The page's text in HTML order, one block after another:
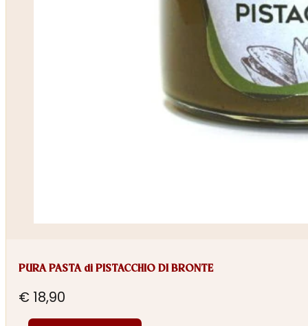
PURA PASTA di PISTACCHIO DI BRONTE
€ 18,90